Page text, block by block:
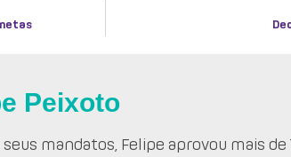
Peixoto
mandatos, Felipe aprovou mais de